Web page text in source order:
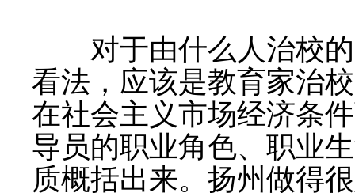
对于由什么人治校的
看法，应该是教育家治
在社会主义市场经济条
导员的职业角色、职业
质概括出来。扬州做得